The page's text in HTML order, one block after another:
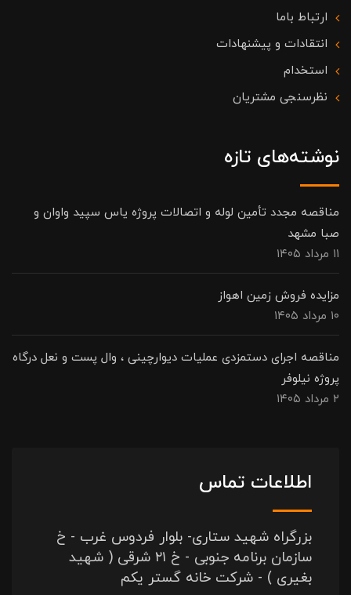
ارتباط باما
انتقادات و پیشنهادات
استخدام
نظرسنجی مشتریان
نوشته‌های تازه
مناقصه مجدد تأمین لوله و اتصالات پروژه یاس سپید واوان و
صبا مشهد
۱۱ مرداد ۱۴۰۵
مزایده فروش زمین اهواز
۱۰ مرداد ۱۴۰۵
مناقصه اجرای دستمزدی عملیات دیوارچینی ، وال پست و نعل درگاه
پروژه نیلوفر
۲ مرداد ۱۴۰۵
اطلاعات تماس
بزرگراه شهید ستاری- بلوار فردوس غرب - خ
سازمان برنامه جنوبی - خ ۲۱ شرقی ( شهید
بغیری ) - شرکت خانه گستر یکم